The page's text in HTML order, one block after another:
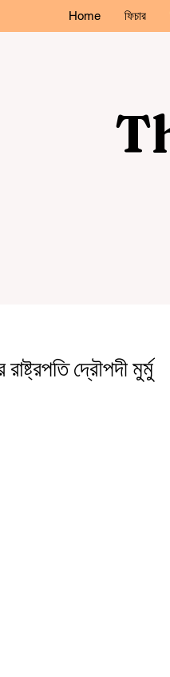
Home ফিচার
দ্রৌপদী মুর্মু